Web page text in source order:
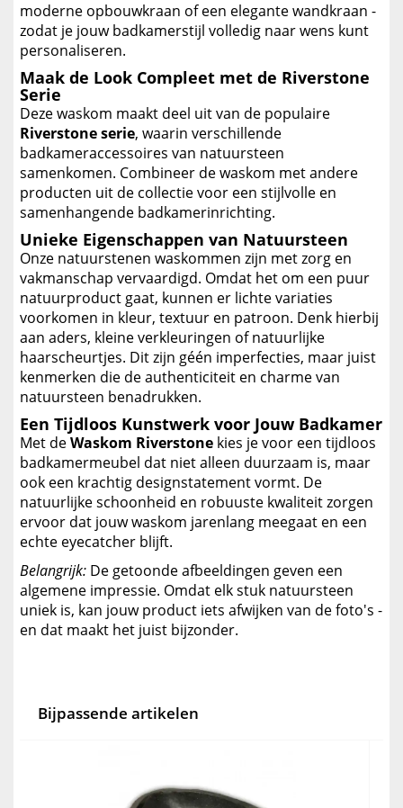
moderne opbouwkraan of een elegante wandkraan -
zodat je jouw badkamerstijl volledig naar wens kunt
personaliseren.
Maak de Look Compleet met de Riverstone
Serie
Deze waskom maakt deel uit van de populaire
Riverstone serie, waarin verschillende
badkameraccessoires van natuursteen
samenkomen. Combineer de waskom met andere
producten uit de collectie voor een stijlvolle en
samenhangende badkamerinrichting.
Unieke Eigenschappen van Natuursteen
Onze natuurstenen waskommen zijn met zorg en
vakmanschap vervaardigd. Omdat het om een puur
natuurproduct gaat, kunnen er lichte variaties
voorkomen in kleur, textuur en patroon. Denk hierbij
aan aders, kleine verkleuringen of natuurlijke
haarscheurtjes. Dit zijn géén imperfecties, maar juist
kenmerken die de authenticiteit en charme van
natuursteen benadrukken.
Een Tijdloos Kunstwerk voor Jouw Badkamer
Met deWaskom Riverstone kies je voor een tijdloos
badkamermeubel dat niet alleen duurzaam is, maar
ook een krachtig designstatement vormt. De
natuurlijke schoonheid en robuuste kwaliteit zorgen
ervoor dat jouw waskom jarenlang meegaat en een
echte eyecatcher blijft.
Belangrijk: De getoonde afbeeldingen geven een
algemene impressie. Omdat elk stuk natuursteen
uniek is, kan jouw product iets afwijken van de foto's -
en dat maakt het juist bijzonder.
Bijpassende artikelen